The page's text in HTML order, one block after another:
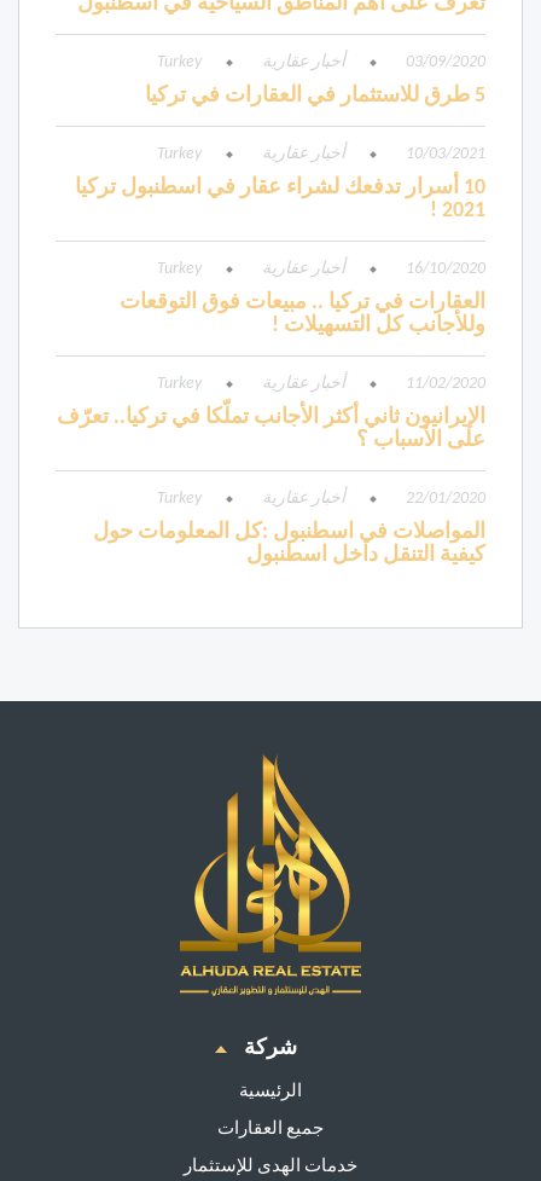
03/09/2020 أخبار عقارية Turkey
5 طرق للاستثمار في العقارات في تركيا
10/03/2021 أخبار عقارية Turkey
10 أسرار تدفعك لشراء عقار في اسطنبول تركيا
2021 !
16/10/2020 أخبار عقارية Turkey
العقارات في تركيا .. مبيعات فوق التوقعات
وللأجانب كل التسهيلات !
11/02/2020 أخبار عقارية Turkey
الإيرانيون ثاني أكثر الأجانب تملّكا في تركيا.. تعرّف
على الأسباب ؟
22/01/2020 أخبار عقارية Turkey
المواصلات في اسطنبول :كل المعلومات حول
كيفية التنقل داخل اسطنبول
شركة
الرئيسية
جميع العقارات
خدمات الهدى للإستثمار